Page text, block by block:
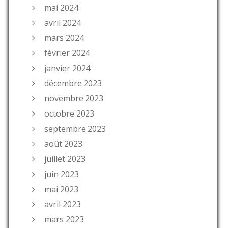
mai 2024
avril 2024
mars 2024
février 2024
janvier 2024
décembre 2023
novembre 2023
octobre 2023
septembre 2023
août 2023
juillet 2023
juin 2023
mai 2023
avril 2023
mars 2023